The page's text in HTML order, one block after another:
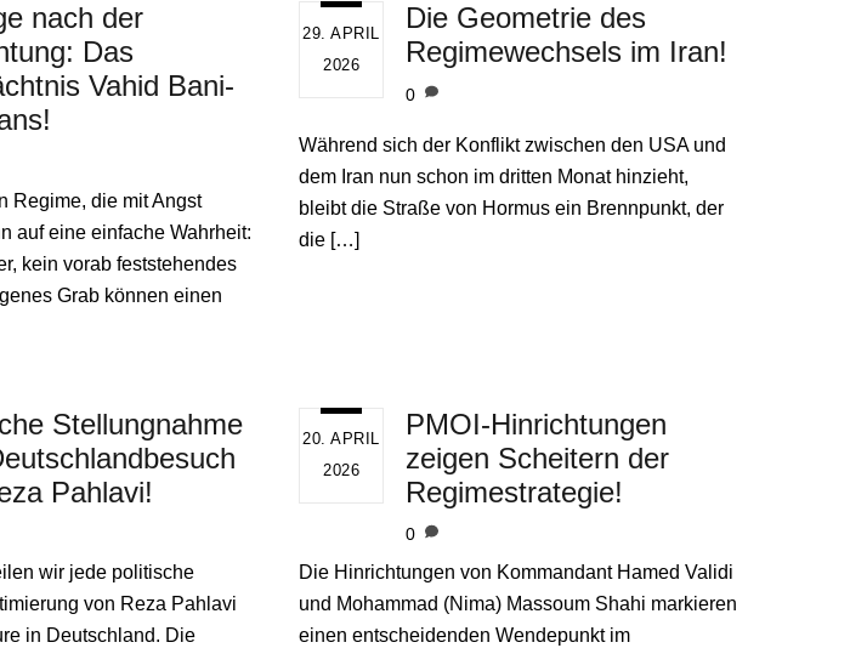
nach der
Das
Vahid Bani-
Regime, die mit Angst
auf eine einfache Wahrheit:
kein vorab feststehendes
Grab können einen
29. APRIL
2026
Die Geometrie des
Regimewechsels im Iran!
0
Während sich der Konflikt zwischen den USA und
dem Iran nun schon im dritten Monat hinzieht,
bleibt die Straße von Hormus ein Brennpunkt, der
die […]
Stellungnahme
Pahlavi!
wir jede politische
von Reza Pahlavi
in Deutschland. Die
20. APRIL
2026
PMOI-Hinrichtungen
zeigen Scheitern der
Regimestrategie!
0
Die Hinrichtungen von Kommandant Hamed Validi
und Mohammad (Nima) Massoum Shahi markieren
einen entscheidenden Wendepunkt im